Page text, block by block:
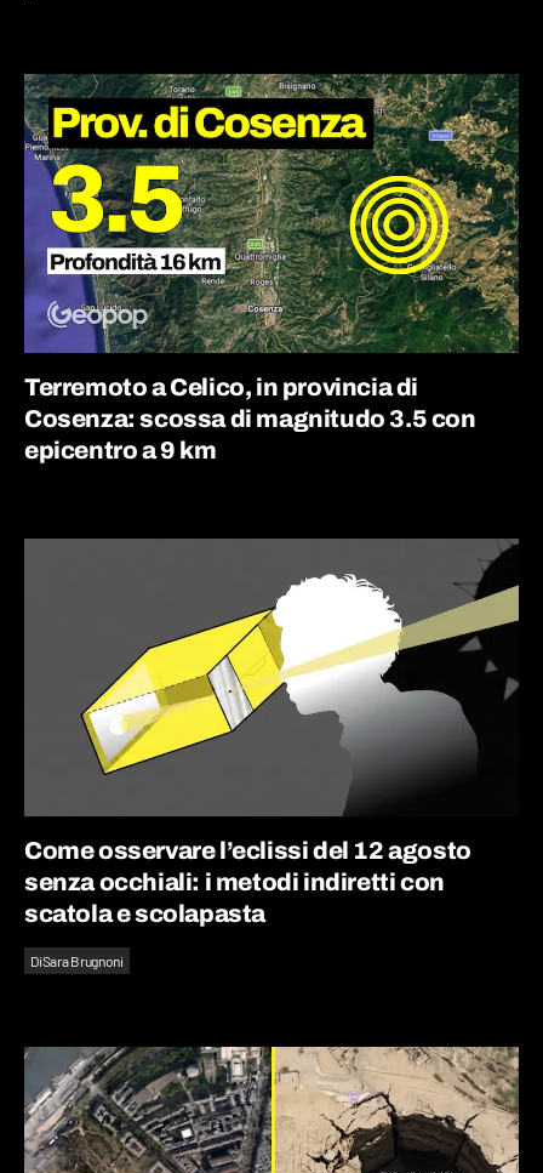
Terremoto a Celico, in provincia di
Cosenza: scossa di magnitudo 3.5 con
epicentro a 9 km
Come osservare l’eclissi del 12 agosto
senza occhiali: i metodi indiretti con
scatola e scolapasta
DiSara Brugnoni